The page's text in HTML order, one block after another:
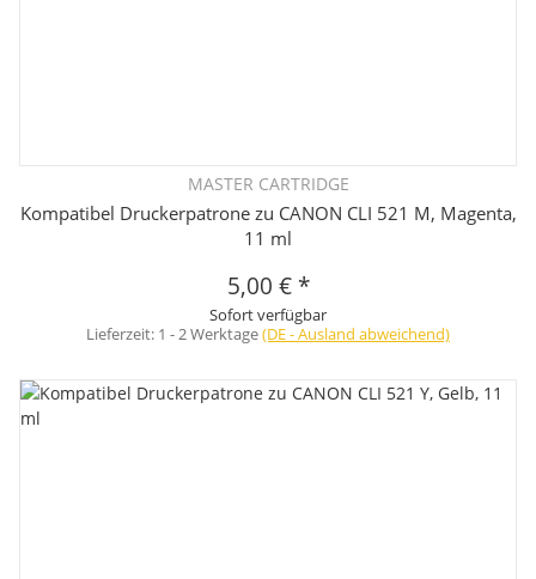
MASTER CARTRIDGE
Kompatibel Druckerpatrone zu CANON CLI 521 M, Magenta,
11 ml
5,00 € *
Sofort verfügbar
Lieferzeit: 1 - 2 Werktage(DE - Ausland abweichend)